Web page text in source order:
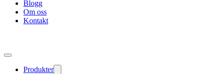
Blogg
Om oss
Kontakt
Produkter